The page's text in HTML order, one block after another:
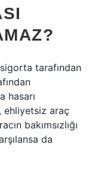
tarafından
hasarı
ehliyetsiz araç
bakımsızlığı
da